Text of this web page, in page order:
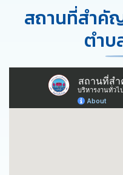
สถานที่สำคั
ตำบ